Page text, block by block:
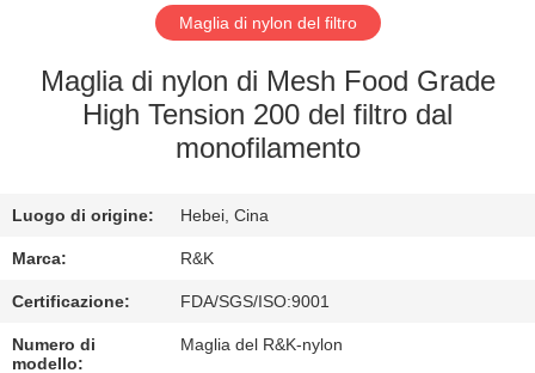
FABBRICA
CONTROLLO
QUALITÀ
CONTATTICI
Maglia di nylon del filtro
Maglia di nylon di Mesh Food Grade
High Tension 200 del filtro dal
monofilamento
Luogo di origine: Hebei, Cina
Marca: R&K
Certificazione: FDA/SGS/ISO:9001
Numero di
modello:
Maglia del R&K-nylon